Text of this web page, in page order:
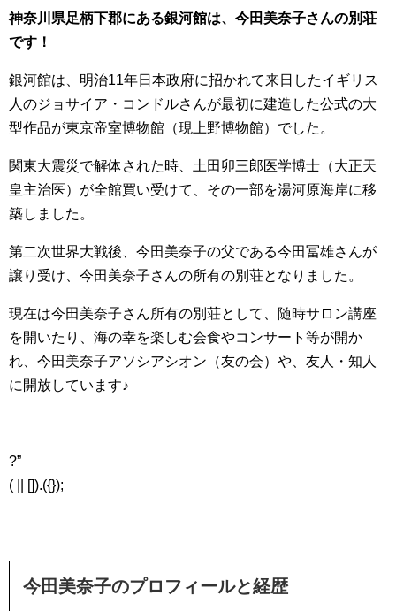
神奈川県足柄下郡にある銀河館は、今田美奈子さんの別荘
です！
銀河館は、明治11年日本政府に招かれて来日したイギリス
人のジョサイア・コンドルさんが最初に建造した公式の大
型作品が東京帝室博物館（現上野博物館）でした。
関東大震災で解体された時、土田卯三郎医学博士（大正天
皇主治医）が全館買い受けて、その一部を湯河原海岸に移
築しました。
第二次世界大戦後、今田美奈子の父である今田冨雄さんが
譲り受け、今田美奈子さんの所有の別荘となりました。
現在は今田美奈子さん所有の別荘として、随時サロン講座
を開いたり、海の幸を楽しむ会食やコンサート等が開か
れ、今田美奈子アソシアシオン（友の会）や、友人・知人
に開放しています♪
?”
( || []).({});
今田美奈子のプロフィールと経歴